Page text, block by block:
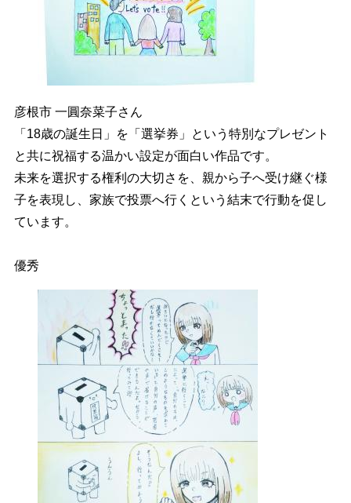
彦根市 一圓奈菜子さん
「18歳の誕生日」を「選挙券」という特別なプレゼント
と共に祝福する温かい設定が面白い作品です。
未来を選択する権利の大切さを、親から子へ受け継ぐ様
子を表現し、家族で投票へ行くという結末で行動を促し
ています。
優秀